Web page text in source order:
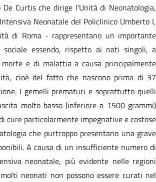
Curtis che dirige l'Unità di Neonatologia,
Neonatale del Policlinico Umberto I,
di Roma - rappresentano un importante
sociale essendo, rispetto ai nati singoli, a
e di malattia a causa principalmente
cioè del fatto che nascono prima di 37
I gemelli prematuri e soprattutto quelli
molto basso (inferiore a 1500 grammi)
cure particolarmente impegnative e costose
che purtroppo presentano una grave
A causa di un insufficiente numero di
neonatale, più evidente nelle regioni
neonati non possono essere curati nel